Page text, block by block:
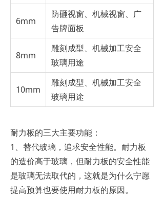
6mm
防砸视窗、机械视窗、广
告牌面板
8mm
雕刻成型、机械加工安全
玻璃用途
10mm
雕刻成型、机械加工安全
玻璃用途
耐力板的三大主要功能：
1、替代玻璃，追求安全性能。耐力板
的造价高于玻璃，但耐力板的安全性能
是玻璃无法取代的，这就是为什么宁愿
提高预算也要使用耐力板的原因。